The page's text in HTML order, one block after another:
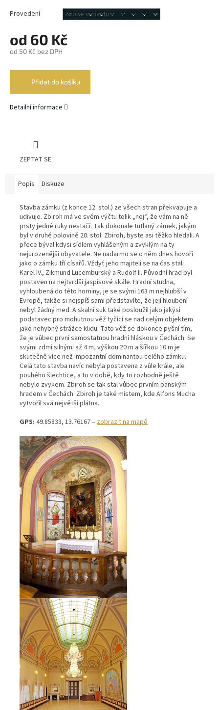
od 60 Kč
od 50 Kč bez DPH
Provedení
Přidat do košíku
Detailní informace
ZEPTAT SE
Popis Diskuze
Stavba zámku (z konce 12. stol.) ze všech stran překvapuje a
udivuje. Zbiroh má ve svém výčtu tolik „nej“, že vám na ně
prsty jedné ruky nestačí. Tak dokonale tutlaný zámek, jakým
byl v druhé polovině 20. stol. Zbiroh, byste asi těžko hledali. A
přece býval kdysi sídlem vyhlášeným a zvyklým na ty
nejurozenější obyvatele. Ne nadarmo se o něm dnes hovoří
jako o zámku tří císařů. Vždyť jeho majiteli se na čas stali
Karel IV., Zikmund Lucemburský a Rudolf II. Původní hrad byl
postaven na nejtvrdší jaspisové skále. Hradní studna,
vyhloubená do této horniny, je se svými 163 m nejhlubší v
Evropě, takže si nejspíš sami představíte, že její hloubení
nebyl žádný med. A skalní suk také posloužil jako jakýsi
podstavec pro mohutnou věž tyčící se nad celým objektem
jako nehybný strážce klidu. Tato věž se dokonce pyšní tím,
že je vůbec první samostatnou hradní hláskou v Čechách. Se
svými zdmi silnými až 4 m, výškou 20 m a šířkou 10 m je
skutečně více než impozantní dominantou celého zámku.
Celá tato stavba navíc nebyla postavena z vůle krále, ale
pouhého šlechtice, a to v době, kdy to rozhodně ještě
nebylo zvykem. Zbiroh se tak stal vůbec prvním panským
hradem v Čechách. Zbiroh je také místem, kde Alfons Mucha
vytvořil svá největší plátna.
GPS: 49.85833, 13.76167 –zobrazit na mapě